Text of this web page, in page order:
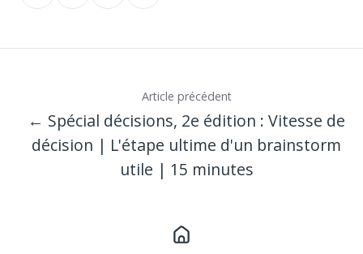
Article précédent
← Spécial décisions, 2e édition : Vitesse de
décision | L'étape ultime d'un brainstorm
utile | 15 minutes